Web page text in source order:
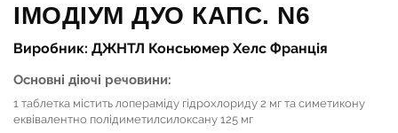
ІМОДІУМ ДУО КАПС. N6
Виробник: ДЖНТЛ Консьюмер Хелс Франція
Основні діючі речовини:
1 таблетка містить лопераміду гідрохлориду 2 мг та симетикону
еквівалентно полідиметилсилоксану 125 мг